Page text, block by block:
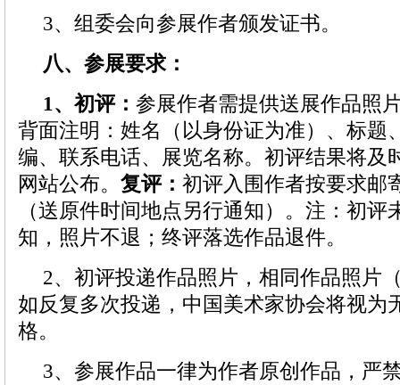
3、组委会向参展作者颁发证书。
八、参展要求：
1、初评：参展作者需提供送展作品照
背面注明：姓名（以身份证为准）、标题
编、联系电话、展览名称。初评结果将及
网站公布。复评：初评入围作者按要求邮
（送原件时间地点另行通知）。注：初
知，照片不退；终评落选作品退件。
2、初评投递作品照片，相同作品照片
如反复多次投递，中国美术家协会将视为
格。
3、参展作品一律为作者原创作品，严